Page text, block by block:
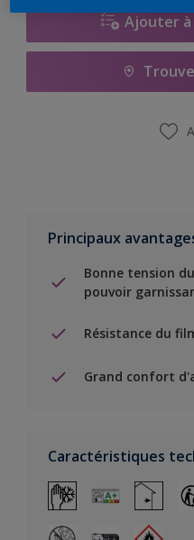
Ajouter à
Principaux
Bonne tension
pouvoir
Résistance du
Grand confort
Caractéristiques